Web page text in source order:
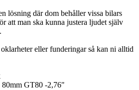
lösning där dom behåller vissa bilars
att man ska kunna justera ljudet själv
eller funderingar så kan ni alltid
80mm GT80 -2,76"